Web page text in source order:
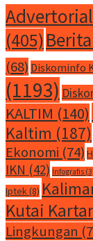
Advertorial
(405)
(68) Diskominfo
(1193)
KALTIM (140)
Kaltim (187)
Ekonomi (74)
IKN (42) Infografis
Iptek(8)
Kutai
Lingkungan